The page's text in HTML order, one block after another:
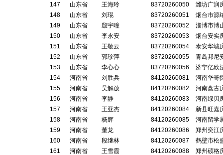
147 山东省 王海玲 83720260050
潍坊广润
148
山东省 刘琨 83720260051
烟台市源
149
山东省 殷宇曈 83720260052
淄博市博
150
山东省 李永安 83720260053
烟台安实
151
山东省 王敬云 83720260054
泰安华城
152
山东省 郭珍萍 83720260055
青岛邦尼
153
山东省 李心心 83720260056
济宁亿欣
154
河南省 刘胜兵 84120260081
河南华哥
155
河南省 吴解放 84120260082
河南盘古
156
河南省 李静 84120260083
河南绿贝
157
河南省 王亚杰 84120260084
新县旺嘉
158
河南省 杨辉 84120260085
河南留学
159
河南省 董龙 84120260086
郑州奕江
160
河南省 段继林 84120260087
鹤壁市松
161
河南省 王雪霞 84120260088
郑州硕格